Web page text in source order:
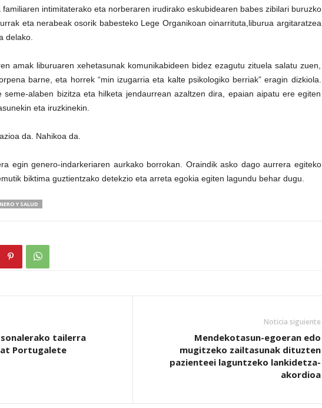
familiaren intimitaterako eta norberaren irudirako eskubidearen babes zibilari buruzko
eta nerabeak osorik babesteko Lege Organikoan oinarrituta,liburua argitaratzea
delako.
amak liburuaren xehetasunak komunikabideen bidez ezagutu zituela salatu zuen,
barne, eta horrek “min izugarria eta kalte psikologiko berriak” eragin dizkiola.
seme-alaben bizitza eta hilketa jendaurrean azaltzen dira, epaian aipatu ere egiten
eta iruzkinekin.
da. Nahikoa da.
egin genero-indarkeriaren aurkako borrokan. Oraindik asko dago aurrera egiteko
biktima guztientzako detekzio eta arreta egokia egiten lagundu behar dugu.
Y SALUD
tailerra
Portugalete
Noticia siguiente
Mendekotasun-egoeran edo
mugitzeko zailtasunak dituzten
pazienteei laguntzeko lankidetza-
akordioa